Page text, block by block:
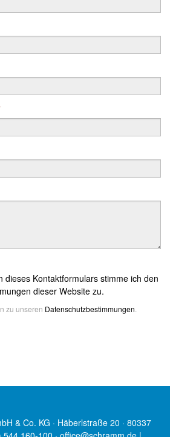
dieses Kontaktformulars stimme ich den
dieser Website zu.
zu unseren Datenschutzbestimmungen
& Co. KG · Häberlstraße 20 · 80337